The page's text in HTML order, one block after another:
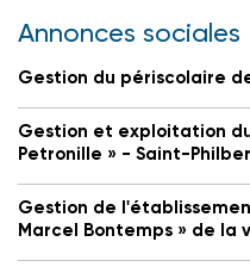
Annonces sociales
Gestion du périscolaire
Gestion et exploitation
Petronille » - Saint-
Gestion de
Marcel Bontemps » de la